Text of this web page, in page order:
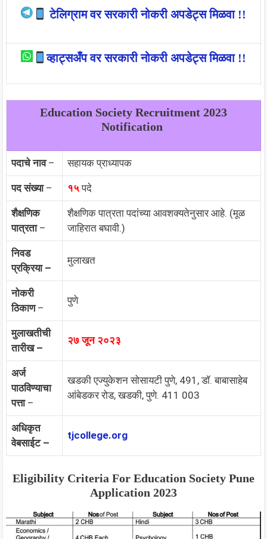
टेलिग्राम वर सरकारी नोकरी अपडेट्स मिळवा !!
व्हाट्सअँप वर सरकारी नोकरी अपडेट्स मिळवा !!
Education Society Recruitment 2023
Notification
पदाचे नाव– सहायक प्राध्यापक
पद संख्या– १५ पदे
शैक्षणिक
पात्रता–
शैक्षणिक पात्रता पदांच्या आवशक्यतेनुसार आहे. (मूळ
जाहिरात बघावी.)
निवड
प्रक्रिया –
मुलाखत
नोकरी
ठिकाण–
पुणे
मुलाखतीची
तारीख –
२७ जून २०२३
अर्ज
पाठविण्याचा
पत्ता–
खडकी एज्युकेशन सोसायटी पुणे, 491, डॉ. बाबासाहेब
आंबेडकर रोड, खडकी, पुणे. 411 003
अधिकृत
वेबसाईट –
tjcollege.org
Eligibility Criteria For Education Society Pune
Application 2023